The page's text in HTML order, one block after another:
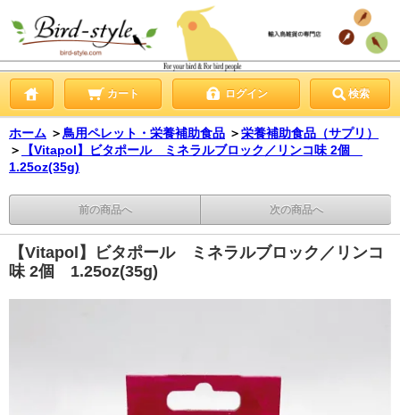
カート ログイン 検索
ホーム ＞鳥用ペレット・栄養補助食品 ＞栄養補助食品（サプリ）
＞
【Vitapol】ビタポール ミネラルブロック／リンコ味 2個
1.25oz(35g)
前の商品へ 次の商品へ
【Vitapol】ビタポール ミネラルブロック／リンコ
味 2個 1.25oz(35g)